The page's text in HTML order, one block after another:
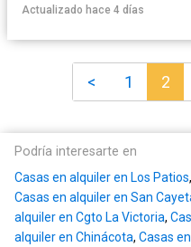
Actualizado hace 4 días
< 1 2
Podría interesarte en
Casas en alquiler en Los Patios,
Casas en alquiler en San
alquiler en Cgto La Victoria,
alquiler en Chinácota, Casas